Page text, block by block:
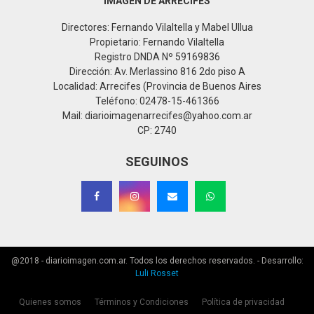
Directores: Fernando Vilaltella y Mabel Ullua
Propietario: Fernando Vilaltella
Registro DNDA Nº 59169836
Dirección: Av. Merlassino 816 2do piso A
Localidad: Arrecifes (Provincia de Buenos Aires
Teléfono: 02478-15-461366
Mail: diarioimagenarrecifes@yahoo.com.ar
CP: 2740
SEGUINOS
@2018 - diarioimagen.com.ar. Todos los derechos reservados. - Desarrollo:
Luli Rosset
Quienes somos Términos y Condiciones Política de privacidad